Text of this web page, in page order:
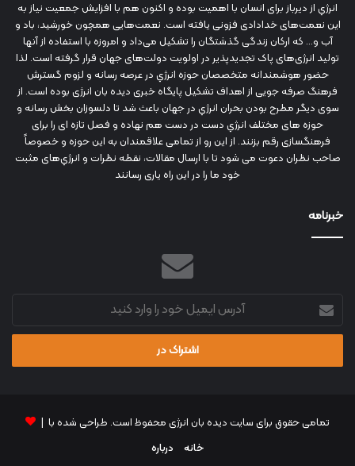
انرژي‌ از دیرباز برای انسان با اهمیت بوده و اکنون هم با افزایش جمعیت نیاز به
این نعمت‌های خدادادی فزونی یافته است. نعمت‌هایی همچون خورشید، باد و
آب و... که ارکان زندگی گذشتگان را تشکیل می‌داد و امروزه با استفاده از آنها
تولید انرژی‌های پاک تجدیدپذیر در اولویت دولت‌های جهان قرار گرفته است. لذا
حضور هوشمندانه متخصصان حوزه انرژي در عرصه رسانه و لزوم گسترش
فرهنگ صرفه جویی از اهداف تشکیل پایگاه خبری دیده بان انرژی بوده است. از
سوی دیگر مطرح بودن بحران انرژي در جهان باعث شد تا دلسوزان بخش رسانه و
حوزه های مختلف انرژي دست در دست هم نهاده و فصل تازه ای را برای
فرهنگسازی رقم بزنند. از این رو از تمامی علاقمندان به این حوزه و خصوصاً
صاحب نظران دعوت می شود تا با ارسال مقالات، نقطه نظرات و انرژي‌های مثبت
خود ما را در این راه یاری رسانند
خبرنامه
آدرس
ایمیل
خود
وارد
تمامی حقوق برای سایت دیده بان انرژی محفوظ است. طراحی شده با |
خانه
درباره